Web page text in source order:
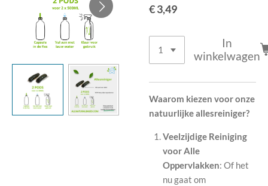
€ 3,49
In
winkelwagen
Waarom kiezen voor onze
natuurlijke allesreiniger?
Veelzijdige Reiniging
voor Alle
Oppervlakken: Of het
nu gaat om